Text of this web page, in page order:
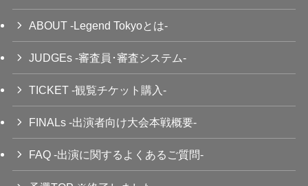
ABOUT -Legend Tokyoとは-
JUDGEs -審査員･審査システム-
TICKET -観覧チケット購入-
FINALs -出演者向け大会本戦概要-
FAQ -出演に関するよくあるご質問-